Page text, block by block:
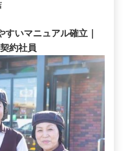
すいマニュアル確立｜
約社員